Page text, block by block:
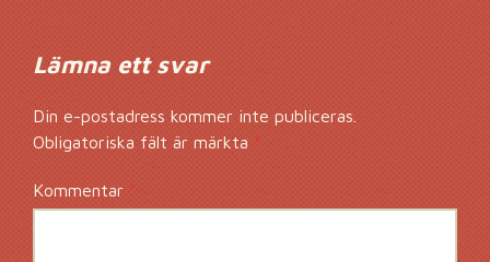
Lämna ett svar
Din e-postadress kommer inte publiceras.
Obligatoriska fält är märkta*
Kommentar*